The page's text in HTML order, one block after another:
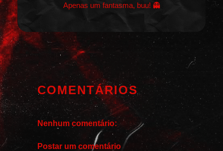
Apenas um fantasma, buu! 👻
COMENTÁRIOS
Nenhum comentário:
Postar um comentário